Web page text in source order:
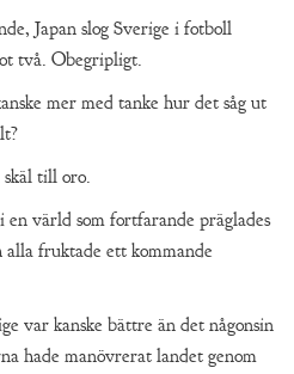
Japan slog Sverige i fotboll
två. Obegripligt.
mer med tanke hur det såg ut
till oro.
en värld som fortfarande präglades
alla fruktade ett kommande
var kanske bättre än det någonsin
hade manövrerat landet genom